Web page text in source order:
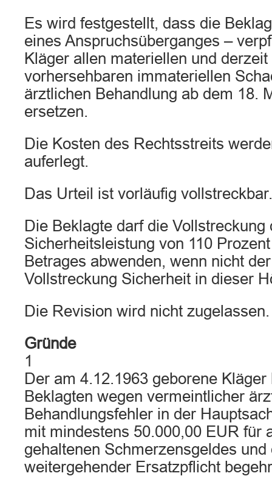
Es wird festgestellt, dass die
eines Anspruchsüberganges –
Kläger allen materiellen und derzeit
vorhersehbaren immateriellen
ärztlichen Behandlung ab dem 18.
ersetzen.
Die Kosten des Rechtsstreits
auferlegt.
Das Urteil ist vorläufig vollstreckbar.
Die Beklagte darf die Vollstreckung
Sicherheitsleistung von 110
Betrages abwenden, wenn nicht
Vollstreckung Sicherheit in dieser
Die Revision wird nicht zugelassen.
Gründe
1
Der am 4.12.1963 geborene Kläger
Beklagten wegen vermeintlicher
Behandlungsfehler in der
mit mindestens 50.000,00 EUR für
gehaltenen Schmerzensgeldes
weitergehender Ersatzpflicht